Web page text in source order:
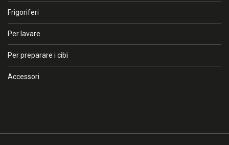
dal colore reale che non può essere riprodotto in modo fedele,
se non tramite campioni dello stesso materiale verniciati con le
stesse tecniche. In caso di necessità, invitiamo pertanto a
prendere contatto con l’azienda o con un rivenditore
autorizzato.
Frigoriferi
Per lavare
Per preparare i cibi
Accessori